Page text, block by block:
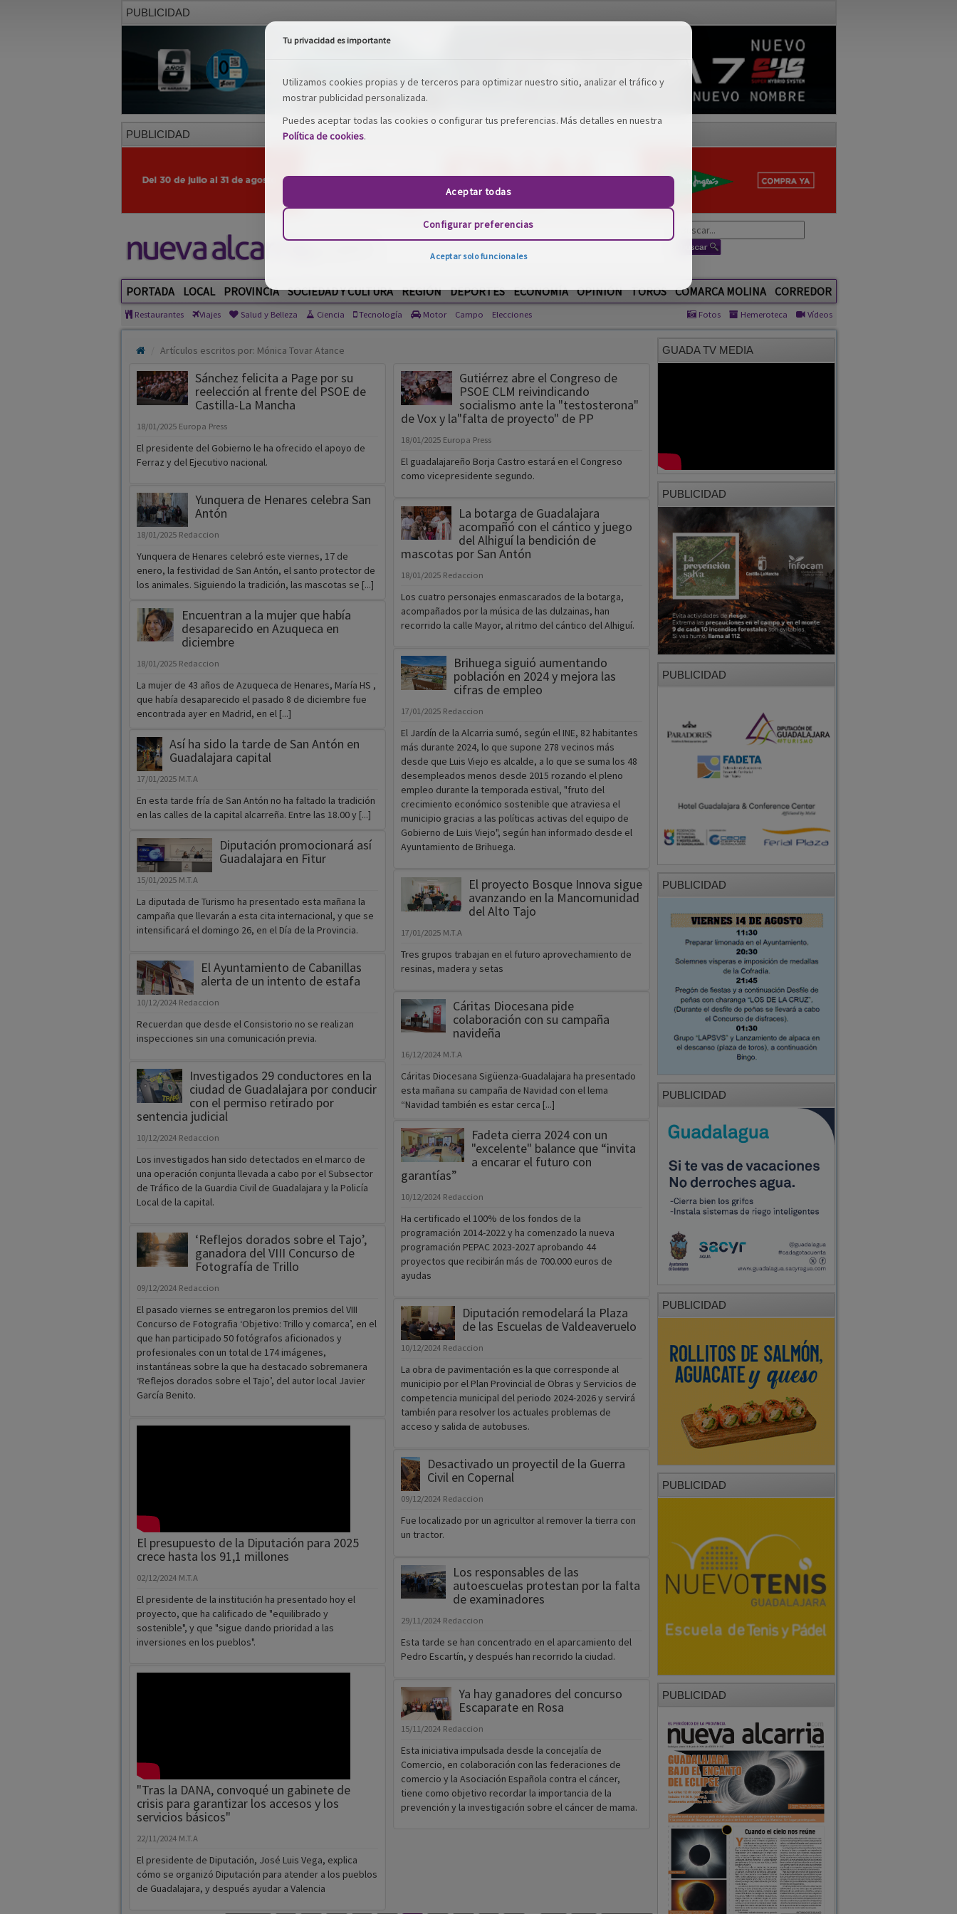
PUBLICIDAD
PUBLICIDAD
PORTADA LOCAL PROVINCIA SOCIEDAD Y CULTURA REGIÓN DEPORTES ECONOMÍA OPINIÓN TOROS COMARCA MOLINA CORREDOR
Restaurantes Viajes Salud y Belleza Ciencia Tecnología Motor Campo Elecciones Fotos Hemeroteca Vídeos
Artículos escritos por: Mónica Tovar Atance
Sánchez felicita a Page por su
reelección al frente del PSOE de
Castilla-La Mancha
18/01/2025 Europa Press
El presidente del Gobierno le ha ofrecido el apoyo de
Ferraz y del Ejecutivo nacional.
Yunquera de Henares celebra San
Antón
18/01/2025 Redaccion
Yunquera de Henares celebró este viernes, 17 de
enero, la festividad de San Antón, el santo protector de
los animales. Siguiendo la tradición, las mascotas se [...]
Encuentran a la mujer que había
desaparecido en Azuqueca en
diciembre
18/01/2025 Redaccion
La mujer de 43 años de Azuqueca de Henares, María HS ,
que había desaparecido el pasado 8 de diciembre fue
encontrada ayer en Madrid, en el [...]
Así ha sido la tarde de San Antón en
Guadalajara capital
17/01/2025 M.T.A
En esta tarde fría de San Antón no ha faltado la tradición
en las calles de la capital alcarreña. Entre las 18.00 y [...]
Diputación promocionará así
Guadalajara en Fitur
15/01/2025 M.T.A
La diputada de Turismo ha presentado esta mañana la
campaña que llevarán a esta cita internacional, y que se
intensificará el domingo 26, en el Día de la Provincia.
El Ayuntamiento de Cabanillas
alerta de un intento de estafa
10/12/2024 Redaccion
Recuerdan que desde el Consistorio no se realizan
inspecciones sin una comunicación previa.
Investigados 29 conductores en la
ciudad de Guadalajara por conducir
con el permiso retirado por
sentencia judicial
10/12/2024 Redaccion
Los investigados han sido detectados en el marco de
una operación conjunta llevada a cabo por el Subsector
de Tráfico de la Guardia Civil de Guadalajara y la Policía
Local de la capital.
‘Reflejos dorados sobre el Tajo’,
ganadora del VIII Concurso de
Fotografía de Trillo
09/12/2024 Redaccion
El pasado viernes se entregaron los premios del VIII
Concurso de Fotografia ‘Objetivo: Trillo y comarca’, en el
que han participado 50 fotógrafos aficionados y
profesionales con un total de 174 imágenes,
instantáneas sobre la que ha destacado sobremanera
‘Reflejos dorados sobre el Tajo’, del autor local Javier
García Benito.
El presupuesto de la Diputación para 2025
crece hasta los 91,1 millones
02/12/2024 M.T.A
El presidente de la institución ha presentado hoy el
proyecto, que ha calificado de "equilibrado y
sostenible", y que "sigue dando prioridad a las
inversiones en los pueblos".
"Tras la DANA, convoqué un gabinete de
crisis para garantizar los accesos y los
servicios básicos"
22/11/2024 M.T.A
El presidente de Diputación, José Luis Vega, explica
cómo se organizó Diputación para atender a los pueblos
de Guadalajara, y después ayudar a Valencia
Gutiérrez abre el Congreso de
PSOE CLM reivindicando
socialismo ante la "testosterona"
de Vox y la"falta de proyecto" de PP
18/01/2025 Europa Press
El guadalajareño Borja Castro estará en el Congreso
como vicepresidente segundo.
La botarga de Guadalajara
acompañó con el cántico y juego
del Alhiguí la bendición de
mascotas por San Antón
18/01/2025 Redaccion
Los cuatro personajes enmascarados de la botarga,
acompañados por la música de las dulzainas, han
recorrido la calle Mayor, al ritmo del cántico del Alhiguí.
Brihuega siguió aumentando
población en 2024 y mejora las
cifras de empleo
17/01/2025 Redaccion
El Jardín de la Alcarria sumó, según el INE, 82 habitantes
más durante 2024, lo que supone 278 vecinos más
desde que Luis Viejo es alcalde, a lo que se suma los 48
desempleados menos desde 2015 rozando el pleno
empleo durante la temporada estival, "fruto del
crecimiento económico sostenible que atraviesa el
municipio gracias a las políticas activas del equipo de
Gobierno de Luis Viejo", según han informado desde el
Ayuntamiento de Brihuega.
El proyecto Bosque Innova sigue
avanzando en la Mancomunidad
del Alto Tajo
17/01/2025 M.T.A
Tres grupos trabajan en el futuro aprovechamiento de
resinas, madera y setas
Cáritas Diocesana pide
colaboración con su campaña
navideña
16/12/2024 M.T.A
Cáritas Diocesana Sigüenza-Guadalajara ha presentado
esta mañana su campaña de Navidad con el lema
“Navidad también es estar cerca [...]
Fadeta cierra 2024 con un
"excelente" balance que “invita
a encarar el futuro con
garantías”
10/12/2024 Redaccion
Ha certificado el 100% de los fondos de la
programación 2014-2022 y ha comenzado la nueva
programación PEPAC 2023-2027 aprobando 44
proyectos que recibirán más de 700.000 euros de
ayudas
Diputación remodelará la Plaza
de las Escuelas de Valdeaveruelo
10/12/2024 Redaccion
La obra de pavimentación es la que corresponde al
municipio por el Plan Provincial de Obras y Servicios de
competencia municipal del periodo 2024-2026 y servirá
también para resolver los actuales problemas de
acceso y salida de autobuses.
Desactivado un proyectil de la Guerra
Civil en Copernal
09/12/2024 Redaccion
Fue localizado por un agricultor al remover la tierra con
un tractor.
Los responsables de las
autoescuelas protestan por la falta
de examinadores
29/11/2024 Redaccion
Esta tarde se han concentrado en el aparcamiento del
Pedro Escartín, y después han recorrido la ciudad.
Ya hay ganadores del concurso
Escaparate en Rosa
15/11/2024 Redaccion
Esta iniciativa impulsada desde la concejalía de
Comercio, en colaboración con las federaciones de
comercio y la Asociación Española contra el cáncer,
tiene como objetivo recordar la importancia de la
prevención y la investigación sobre el cáncer de mama.
GUADA TV MEDIA
PUBLICIDAD
PUBLICIDAD
PUBLICIDAD
PUBLICIDAD
PUBLICIDAD
PUBLICIDAD
PUBLICIDAD
Tu privacidad es importante
Utilizamos cookies propias y de terceros para optimizar nuestro sitio, analizar el tráfico y
mostrar publicidad personalizada.
Puedes aceptar todas las cookies o configurar tus preferencias. Más detalles en nuestra
Política de cookies.
Aceptar todas
Configurar preferencias
Aceptar solo funcionales